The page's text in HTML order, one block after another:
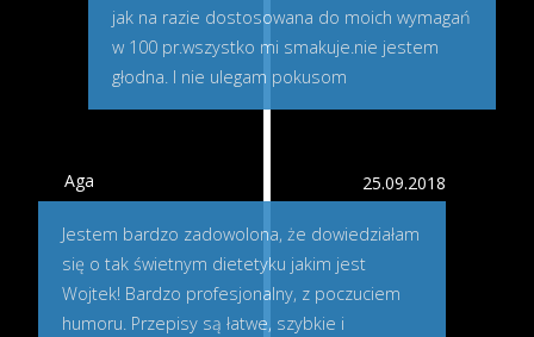
jak na razie dostosowana do moich wymagań
w 100 pr.wszystko mi smakuje.nie jestem
głodna. I nie ulegam pokusom
Aga 25.09.2018
Jestem bardzo zadowolona, że dowiedziałam
się o tak świetnym dietetyku jakim jest
Wojtek! Bardzo profesjonalny, z poczuciem
humoru. Przepisy są łatwe, szybkie i